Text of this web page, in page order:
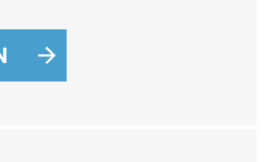
und Smart-Home-